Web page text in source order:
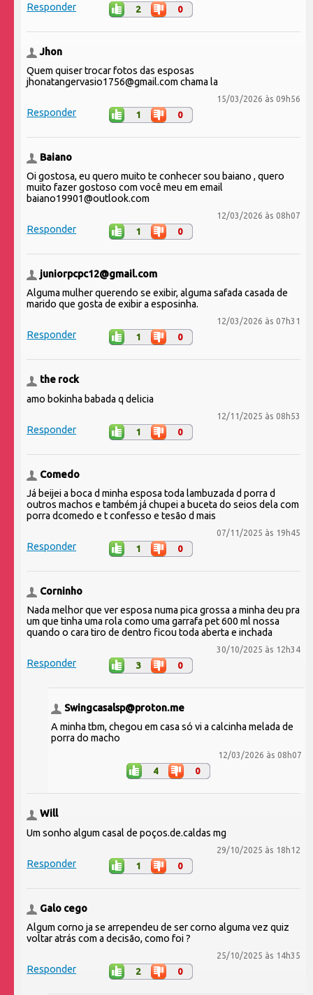
Responder 2 0
Jhon
Quem quiser trocar fotos das esposas
jhonatangervasio1756@gmail.com chama la
15/03/2026 às 09h56
Responder 1 0
Baiano
Oi gostosa, eu quero muito te conhecer sou baiano , quero
muito fazer gostoso com você meu em email
baiano19901@outlook.com
12/03/2026 às 08h07
Responder 1 0
juniorpcpc12@gmail.com
Alguma mulher querendo se exibir, alguma safada casada de
marido que gosta de exibir a esposinha.
12/03/2026 às 07h31
Responder 1 0
the rock
amo bokinha babada q delicia
12/11/2025 às 08h53
Responder 1 0
Comedo
Já beijei a boca d minha esposa toda lambuzada d porra d
outros machos e também já chupei a buceta do seios dela com
porra dcomedo e t confesso e tesão d mais
07/11/2025 às 19h45
Responder 1 0
Corninho
Nada melhor que ver esposa numa pica grossa a minha deu pra
um que tinha uma rola como uma garrafa pet 600 ml nossa
quando o cara tiro de dentro ficou toda aberta e inchada
30/10/2025 às 12h34
Responder 3 0
Swingcasalsp@proton.me
A minha tbm, chegou em casa só vi a calcinha melada de
porra do macho
12/03/2026 às 08h07
4 0
Will
Um sonho algum casal de poços.de.caldas mg
29/10/2025 às 18h12
Responder 1 0
Galo cego
Algum corno ja se arrependeu de ser corno alguma vez quiz
voltar atrás com a decisão, como foi ?
25/10/2025 às 14h35
Responder 2 0